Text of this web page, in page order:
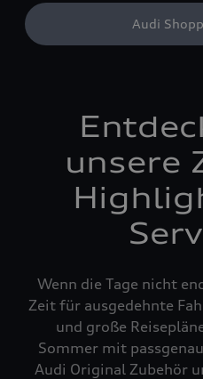
Audi
unsere
Wenn die Tage nicht
Zeit für ausgedehnte
und große
Sommer mit
Audi Original Zubehör